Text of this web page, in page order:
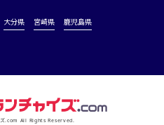
大分県 宮崎県 鹿児島県
.com All Rights Reserved.